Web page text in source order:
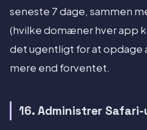
seneste 7 dage, sammen
(hvilke domæner hver app
det ugentligt for at opdage
mere end forventet.
16. Administrer